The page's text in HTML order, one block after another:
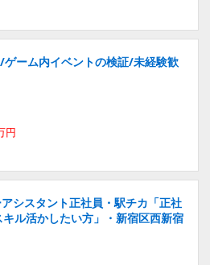
ーム内イベントの検証/未経験歓
円
シスタント正社員・駅チカ「正社
ル活かしたい方」・新宿区西新宿